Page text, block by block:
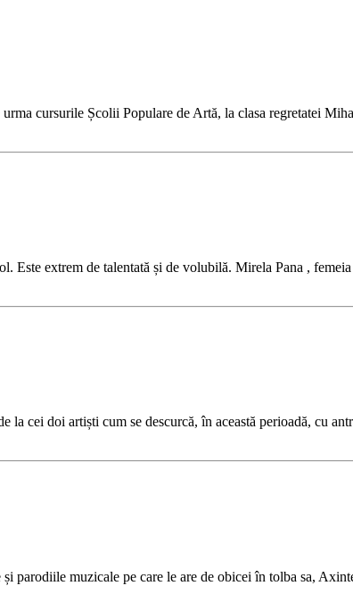
cursurile Școlii Populare de Artă, la clasa regretatei
Este extrem de talentată și de volubilă. Mirela Pana ,
cei doi artiști cum se descurcă, în această perioadă, cu
parodiile muzicale pe care le are de obicei în tolba sa,